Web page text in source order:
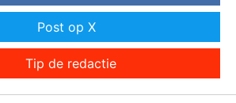
Post op X
Tip de redactie